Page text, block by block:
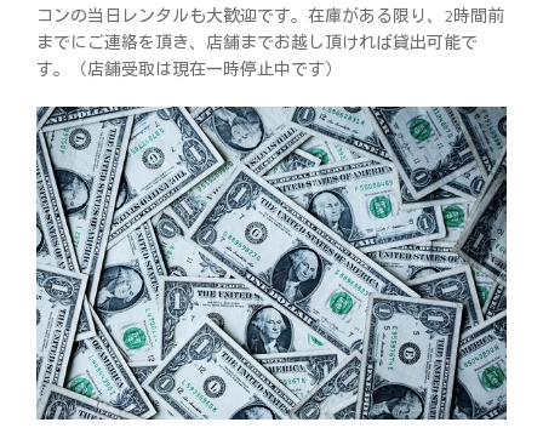
コンの当日レンタルも大歓迎です。在庫がある限り、2時間前
までにご連絡を頂き、店舗までお越し頂ければ貸出可能で
す。（店舗受取は現在一時停止中です）